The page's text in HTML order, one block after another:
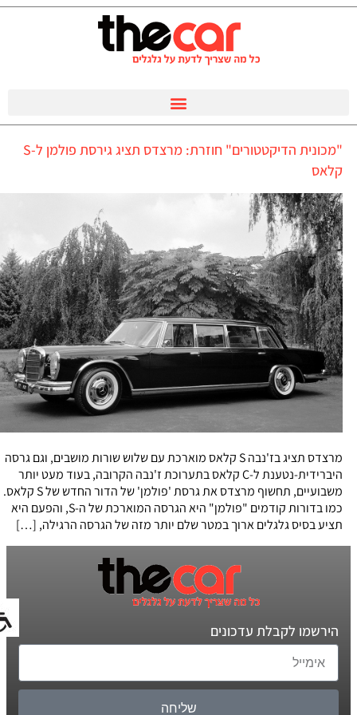
"מכונית הדיקטטורים" חוזרת: מרצדס תציג גירסת פולמן ל-S
קלאס
מרצדס תציג בז'נבה S קלאס מוארכת עם שלוש שורות מושבים, וגם גרסה
היברידית-נטענת ל-C קלאס בתערוכת ז'נבה הקרובה, בעוד מעט יותר
משבועיים, תחשוף מרצדס את גרסת 'פולמן' של הדור החדש של S קלאס.
כמו בדורות קודמים "פולמן" היא הגרסה המוארכת של ה-S, והפעם היא
תציע בסיס גלגלים ארוך במטר שלם יותר מזה של הגרסה הרגילה, […]
הירשמו לקבלת עדכונים
שליחה